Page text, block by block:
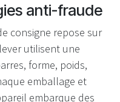
anti-fraude
consigne repose sur
utilisent une
forme, poids,
emballage et
embarque des